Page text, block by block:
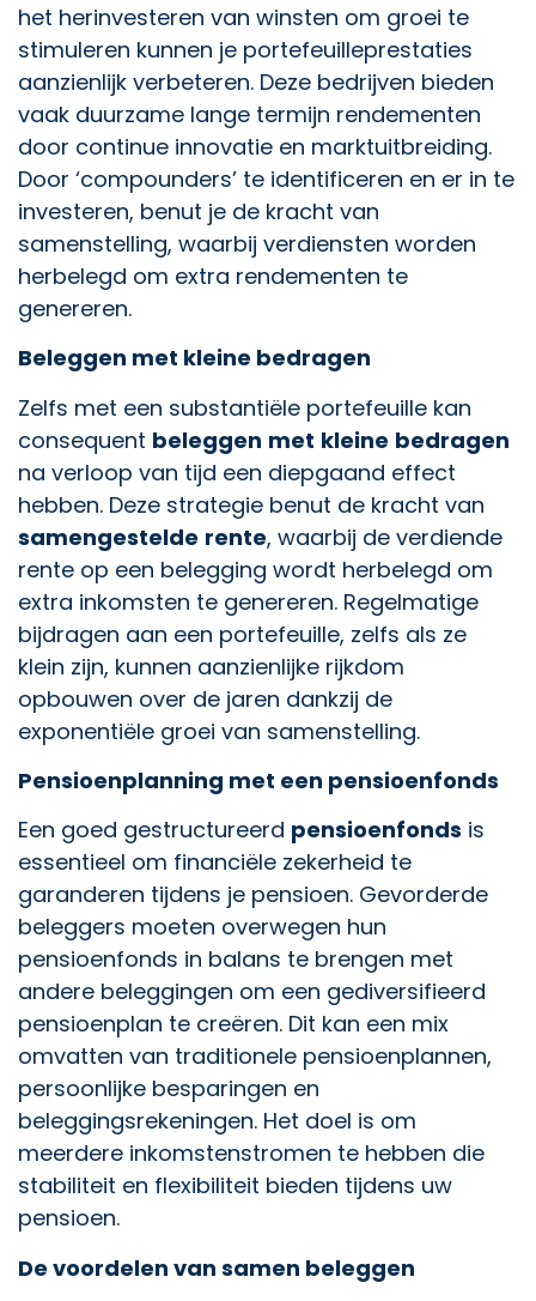
het herinvesteren van winsten om groei te
stimuleren kunnen je portefeuilleprestaties
aanzienlijk verbeteren. Deze bedrijven bieden
vaak duurzame lange termijn rendementen
door continue innovatie en marktuitbreiding.
Door ‘compounders’ te identificeren en er in te
investeren, benut je de kracht van
samenstelling, waarbij verdiensten worden
herbelegd om extra rendementen te
genereren.
Beleggen met kleine bedragen
Zelfs met een substantiële portefeuille kan
consequent beleggen met kleine bedragen
na verloop van tijd een diepgaand effect
hebben. Deze strategie benut de kracht van
samengestelde rente, waarbij de verdiende
rente op een belegging wordt herbelegd om
extra inkomsten te genereren. Regelmatige
bijdragen aan een portefeuille, zelfs als ze
klein zijn, kunnen aanzienlijke rijkdom
opbouwen over de jaren dankzij de
exponentiële groei van samenstelling.
Pensioenplanning met een pensioenfonds
Een goed gestructureerd pensioenfonds is
essentieel om financiële zekerheid te
garanderen tijdens je pensioen. Gevorderde
beleggers moeten overwegen hun
pensioenfonds in balans te brengen met
andere beleggingen om een gediversifieerd
pensioenplan te creëren. Dit kan een mix
omvatten van traditionele pensioenplannen,
persoonlijke besparingen en
beleggingsrekeningen. Het doel is om
meerdere inkomstenstromen te hebben die
stabiliteit en flexibiliteit bieden tijdens uw
pensioen.
De voordelen van samen beleggen